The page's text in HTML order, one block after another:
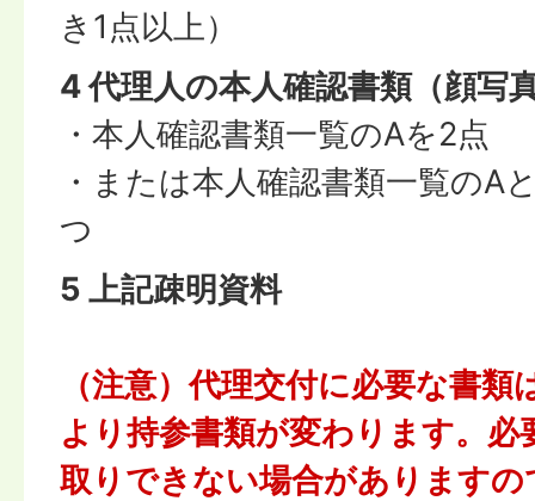
き1点以上）
4 代理人の本人確認書類（顔写
・本人確認書類一覧のAを2点
・または本人確認書類一覧のA
つ
5 上記疎明資料
（注意）代理交付に必要な書
より持参書類が変わります。必
取りできない場合がありますの